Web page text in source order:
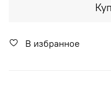
В избранное